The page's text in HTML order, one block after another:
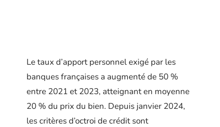
Le taux d’apport personnel exigé par les
banques françaises a augmenté de 50 %
entre 2021 et 2023, atteignant en moyenne
20 % du prix du bien. Depuis janvier 2024,
les critères d’octroi de crédit sont